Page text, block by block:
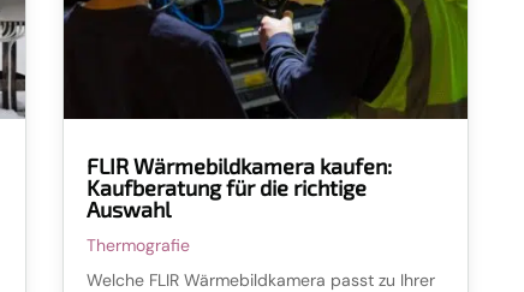
FLIR Wärmebildkamera kaufen:
Kaufberatung für die richtige
Auswahl
Thermografie
Welche FLIR Wärmebildkamera passt zu Ihrer